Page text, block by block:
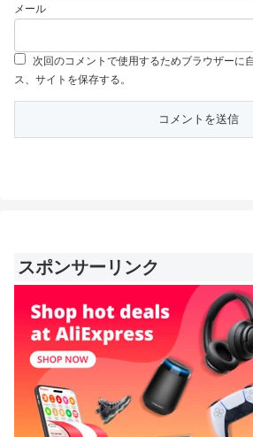
メール
次回のコメントで使用するためブラウザーに
ス、サイトを保存する。
スポンサーリンク